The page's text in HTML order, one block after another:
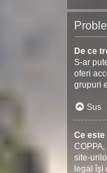
De ce
S-ar
oferi
grupuri
Sus
Ce este
site-
legal îşi